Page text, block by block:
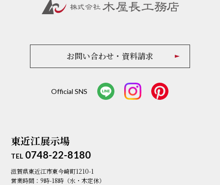
お問い合わせ・資料請求
Official SNS
東近江展示場
TEL 0748-22-8180
滋賀県東近江市東今崎町1210-1
営業時間：9時-18時（水・木定休）